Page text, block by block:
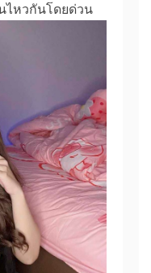
ไหวกันโดยด่วน